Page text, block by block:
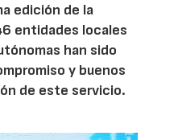
edición de la
entidades locales
han sido
y buenos
de este servicio.